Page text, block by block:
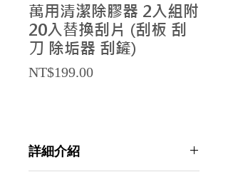
萬用清潔除膠器 2入組附
20入替換刮片 (刮板 刮
刀 除垢器 刮鏟)
NT$199.00Price
詳細介紹